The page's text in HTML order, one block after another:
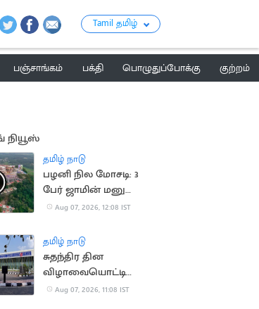
Tamil தமிழ்
பஞ்சாங்கம் பக்தி பொழுதுப்போக்கு
குற்றம்
நியூஸ்
தமிழ் நாடு
பழனி நில மோசடி: 3
பேர் ஜாமின் மனு
தள்ளுபடி
Aug 07, 2026, 12:08 IST
தமிழ் நாடு
சுதந்திர தின
விழாவையொட்டி
விமான நிலையத்துக்கு
Aug 07, 2026, 11:08 IST